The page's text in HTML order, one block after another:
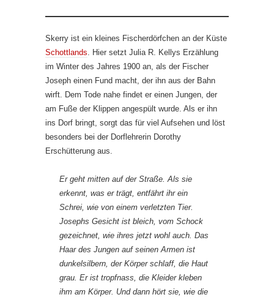
Skerry ist ein kleines Fischerdörfchen an der Küste
Schottlands . Hier setzt Julia R. Kellys Erzählung
im Winter des Jahres 1900 an, als der Fischer
Joseph einen Fund macht, der ihn aus der Bahn
wirft. Dem Tode nahe findet er einen Jungen, der
am Fuße der Klippen angespült wurde. Als er ihn
ins Dorf bringt, sorgt das für viel Aufsehen und löst
besonders bei der Dorflehrerin Dorothy
Erschütterung aus.
Er geht mitten auf der Straße. Als sie
erkennt, was er trägt, entfährt ihr ein
Schrei, wie von einem verletzten Tier.
Josephs Gesicht ist bleich, vom Schock
gezeichnet, wie ihres jetzt wohl auch. Das
Haar des Jungen auf seinen Armen ist
dunkelsilbern, der Körper schlaff, die Haut
grau. Er ist tropfnass, die Kleider kleben
ihm am Körper. Und dann hört sie, wie die